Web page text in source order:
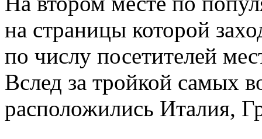
на страницы которой
по числу посетителей
Вслед за тройкой самых
расположились Италия,